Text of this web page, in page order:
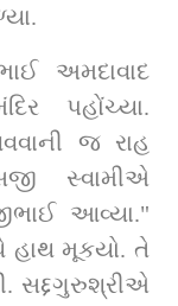
અમદાવાદ
પહોંચ્યા.
જ રાહ
સ્વામીએ
આવ્યા."
હાથ મૂકયો. તે
સદ્દગુરુશ્રીએ